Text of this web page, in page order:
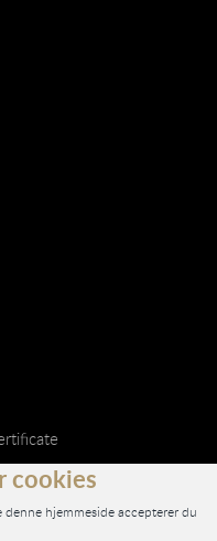
cookies
hjemmeside accepterer du